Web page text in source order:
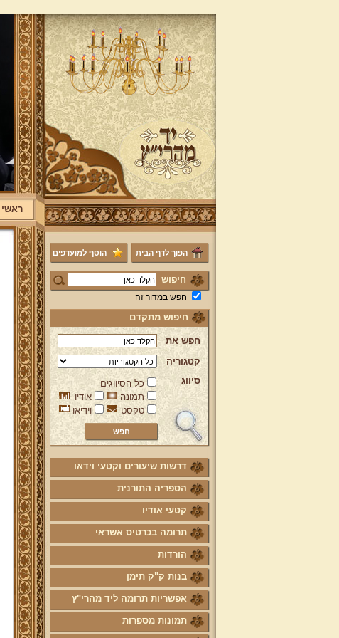
ראשי
הפוך לדף הבית הוסף למועדפים
חיפוש
חפש במדור זה
חיפוש מתקדם
חפש את
קטגוריה
סיווג
כל הסיווגים
תמונה
אודיו
טקסט
וידיאו
דרשות שיעורים וקטעי וידאו
הספריה התורנית
קטעי אודיו
תרומה בכרטיס אשראי
הורדות
בנות ק"ק תימן
אפשריות תרומה ליד מהרי"ץ
תמונות מספרות